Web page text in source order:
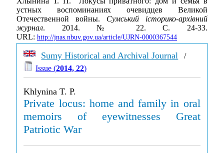
устных воспоминаниях очевидцев Великой
Отечественной войны. Сумський історико-архівний
журнал. 2014. № 22. С. 24-33.
URL: http://jnas.nbuv.gov.ua/article/UJRN-0000367544
Sumy Historical and Archival Journal /
Issue (2014, 22)
Khlynina T. P.
Private locus: home and family in oral
memoirs of eyewitnesses Great
Patriotic War